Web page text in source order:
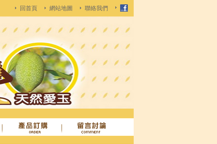
回首頁 網站地圖 聯絡我們